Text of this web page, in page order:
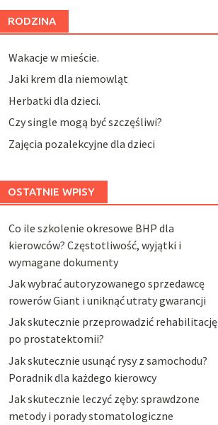
RODZINA
Wakacje w mieście.
Jaki krem dla niemowląt
Herbatki dla dzieci.
Czy single mogą być szczęśliwi?
Zajęcia pozalekcyjne dla dzieci
OSTATNIE WPISY
Co ile szkolenie okresowe BHP dla
kierowców? Częstotliwość, wyjątki i
wymagane dokumenty
Jak wybrać autoryzowanego sprzedawcę
rowerów Giant i uniknąć utraty gwarancji
Jak skutecznie przeprowadzić rehabilitację
po prostatektomii?
Jak skutecznie usunąć rysy z samochodu?
Poradnik dla każdego kierowcy
Jak skutecznie leczyć zęby: sprawdzone
metody i porady stomatologiczne